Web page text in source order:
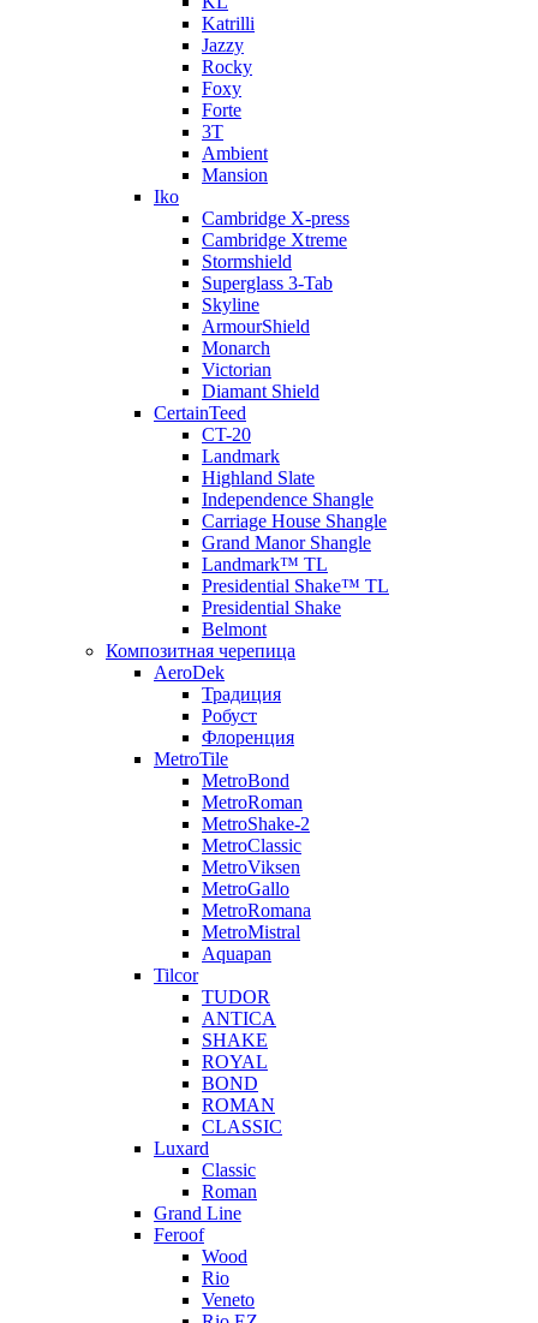
Katrilli
Jazzy
Rocky
Foxy
Forte
3T
Ambient
Mansion
Iko
Cambridge X-press
Cambridge Xtreme
Stormshield
Superglass 3-Tab
Skyline
ArmourShield
Monarch
Victorian
Diamant Shield
CertainTeed
CT-20
Landmark
Highland Slate
Independence Shangle
Carriage House Shangle
Grand Manor Shangle
Landmark™ TL
Presidential Shake™ TL
Presidential Shake
Belmont
Композитная черепица
AeroDek
Традиция
Робуст
Флоренция
MetroTile
MetroBond
MetroRoman
MetroShake-2
MetroClassic
MetroViksen
MetroGallo
MetroRomana
MetroMistral
Aquapan
Tilcor
TUDOR
ANTICA
SHAKE
ROYAL
BOND
ROMAN
CLASSIC
Luxard
Classic
Roman
Grand Line
Feroof
Wood
Rio
Veneto